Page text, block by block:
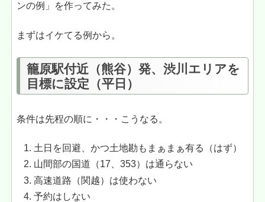
ンの例」を作ってみた。
まずはイケてる例から。
籠原駅付近（熊谷）発、渋川エリアを
目標に設定（平日）
条件は先程の順に・・・こうなる。
土日を回避、かつ土地勘もまぁまぁ有る（はず）
山間部の国道（17、353）は通らない
高速道路（関越）は使わない
予約はしない